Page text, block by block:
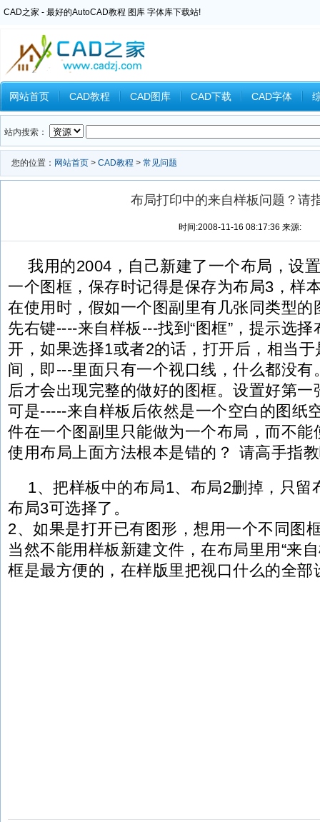
CAD之家 - 最好的AutoCAD教程 图库 字体库下载站!
网站首页 CAD教程 CAD图库 CAD下载 CAD字体
Inventor教程 Ansys教程 CAXA教程 中望CAD Catia教
站内搜索：
您的位置： 网站首页 > CAD教程 > 常见问题
布局打印中的来自样板问题？请
时间:2008-11-16 08:17:36 来源:
我用的2004，自己新建了一个布局，设
一个图框，保存时记得是保存为布局3，样
在使用时，假如一个图副里有几张同类型的
先右键----来自样板---找到“图框”，提示选
开，如果选择1或者2的话，打开后，相当
间，即---里面只有一个视口线，什么都没
后才会出现完整的做好的图框。设置好第
可是-----来自样板后依然是一个空白的图纸
件在一个图副里只能做为一个布局，而不能
使用布局上面方法根本是错的？ 请高手指
1、把样板中的布局1、布局2删掉，只留
布局3可选择了。
2、如果是打开已有图形，想用一个不同图
当然不能用样板新建文件，在布局里用“来
框是最方便的，在样版里把视口什么的全部